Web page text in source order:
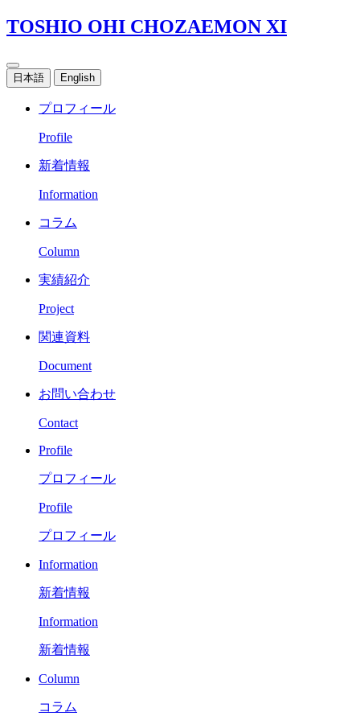
TOSHIO OHI CHOZAEMON XI
日本語 English
プロフィール
Profile
新着情報
Information
コラム
Column
実績紹介
Project
関連資料
Document
お問い合わせ
Contact
Profile
プロフィール
Profile
プロフィール
Information
新着情報
Information
新着情報
Column
コラム